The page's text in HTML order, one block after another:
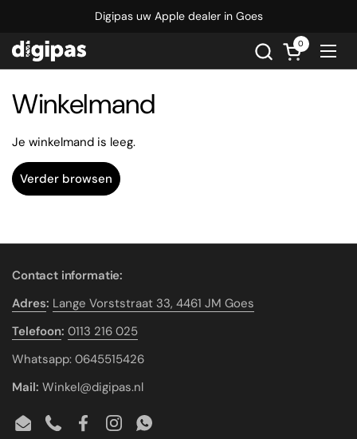
Digipas uw Apple dealer in Goes
0
Winkelmand
Je winkelmand is leeg.
Verder browsen
Contact informatie:
Adres: Lange Vorststraat 33, 4461 JM Goes
Telefoon: 0113 216 025
Whatsapp: 0645515426
Mail: Winkel@digipas.nl
EmailPhoneFacebookInstagramWhatsApp